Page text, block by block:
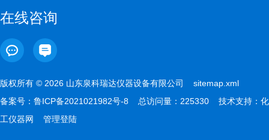
在线咨询
版权所有 © 2026 山东泉科瑞达仪器设备有限公司 sitemap.xml
备案号： 鲁ICP备2021021982号-8 总访问量：225330 技术支持： 化
工仪器网
管理登陆